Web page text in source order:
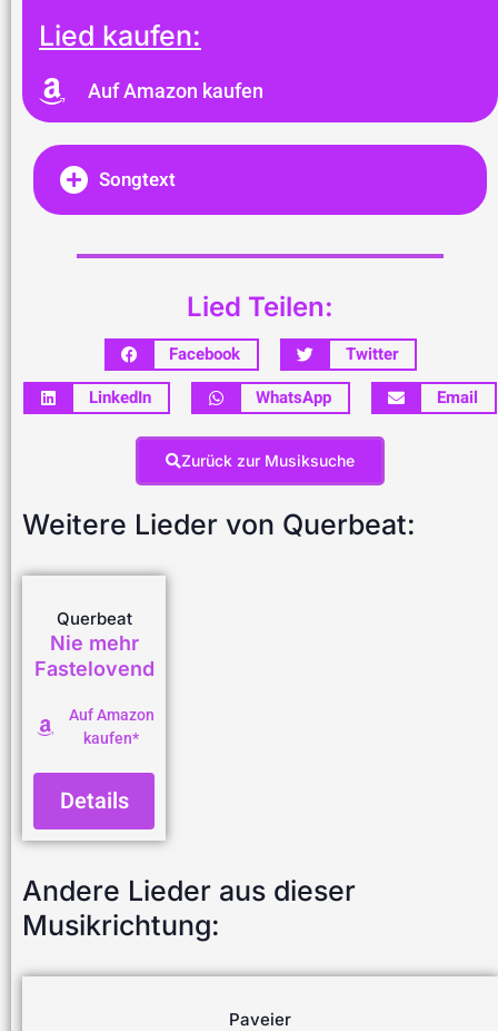
Lied kaufen:
Auf Amazon kaufen
Songtext
Lied Teilen:
Facebook
Twitter
LinkedIn
WhatsApp Email
Zurück zur Musiksuche
Weitere Lieder von Querbeat:
Querbeat
Nie mehr
Fastelovend
Auf Amazon
kaufen*
Details
Andere Lieder aus dieser
Musikrichtung:
Paveier